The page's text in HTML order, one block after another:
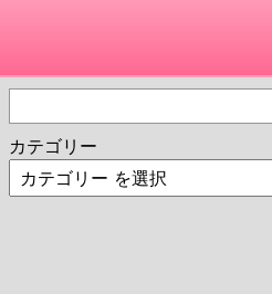
カテゴリー